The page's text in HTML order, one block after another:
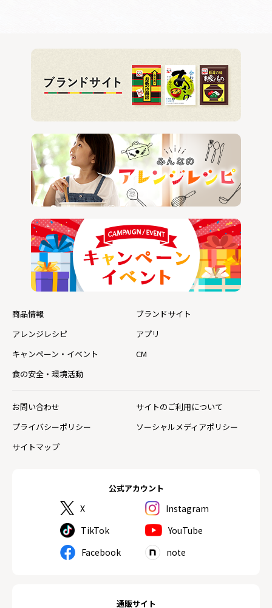
公式アカウント
X
Instagram
TikTok
YouTube
Facebook
note
通販サイト
商品情報
ブランドサイト
アレンジレシピ
アプリ
キャンペーン・イベント
CM
食の安全・環境活動
お問い合わせ
サイトのご利用について
プライバシーポリシー
ソーシャルメディアポリシー
サイトマップ